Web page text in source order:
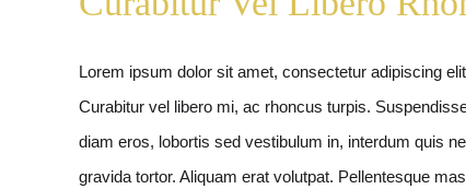
Lorem ipsum dolor sit amet, consectetur adipiscing
Curabitur vel libero mi, ac rhoncus turpis.
diam eros, lobortis sed vestibulum in, interdum quis
gravida tortor. Aliquam erat volutpat. Pellentesque